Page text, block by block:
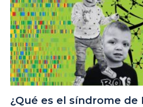
¿Qué es el síndrome de